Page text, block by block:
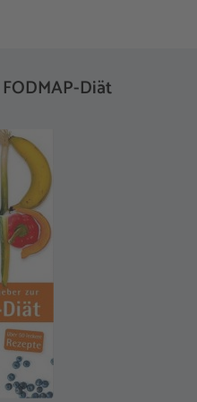
Diät